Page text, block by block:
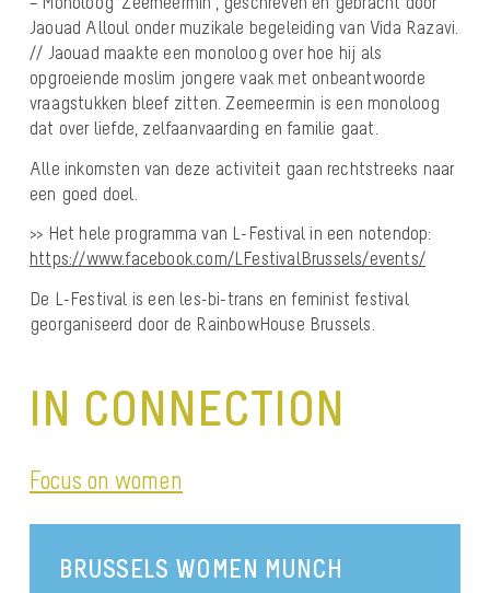
Jaouad Alloul onder muzikale begeleiding van Vida Razavi.
// Jaouad maakte een monoloog over hoe hij als
opgroeiende moslim jongere vaak met onbeantwoorde
vraagstukken bleef zitten. Zeemeermin is een monoloog
dat over liefde, zelfaanvaarding en familie gaat.
Alle inkomsten van deze activiteit gaan rechtstreeks naar
een goed doel.
>> Het hele programma van L-Festival in een notendop:
https://www.facebook.com/LFestivalBrussels/events/
De L-Festival is een les-bi-trans en feminist festival
georganiseerd door de RainbowHouse Brussels.
IN CONNECTION
Focus on women
BRUSSELS WOMEN MUNCH